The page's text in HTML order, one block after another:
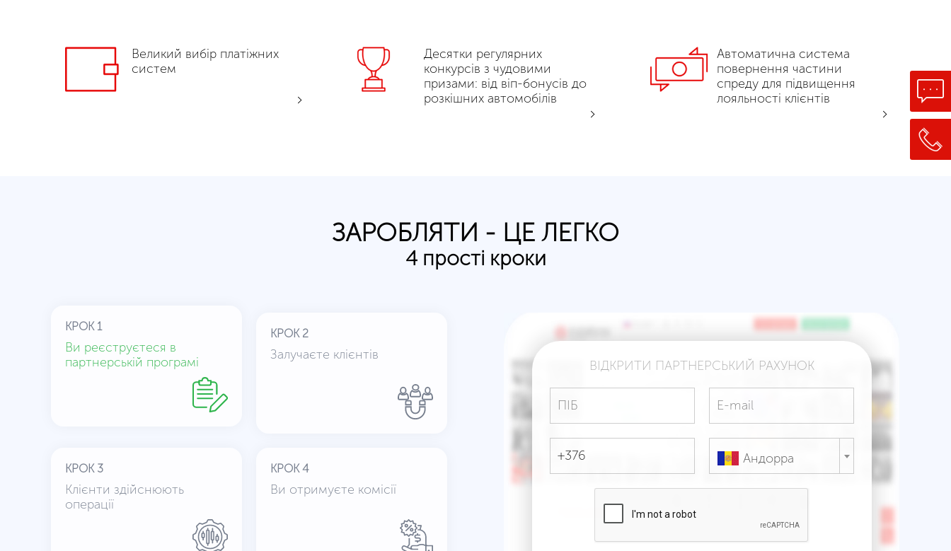
Великий вибір платіжних
систем
Десятки регулярних
конкурсів з чудовими
призами: від віп-бонусів до
розкішних автомобілів
Автоматична система
повернення частини
спреду для підвищення
лояльності клієнтів
ЗАРОБЛЯТИ - ЦЕ ЛЕГКО
4 прості кроки
КРОК 1
Ви реєструєтеся в
партнерській програмі
КРОК 2
Залучаєте клієнтів
КРОК 3
Клієнти здійснюють
операції
КРОК 4
Ви отримуєте комісії
ВІДКРИТИ ПАРТНЕРСЬКИЙ РАХУНОК
Андорра